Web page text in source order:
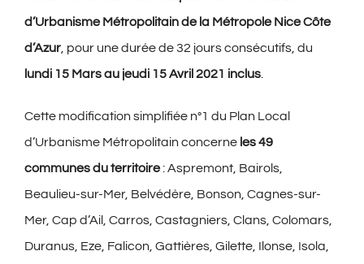
d’Urbanisme Métropolitain de la Métropole Nice Côte
d’Azur, pour une durée de 32 jours consécutifs, du
lundi 15 Mars au jeudi 15 Avril 2021 inclus.
Cette modification simplifiée n°1 du Plan Local
d’Urbanisme Métropolitain concerne les 49
communes du territoire: Aspremont, Bairols,
Beaulieu-sur-Mer, Belvédère, Bonson, Cagnes-sur-
Mer, Cap d’Ail, Carros, Castagniers, Clans, Colomars,
Duranus, Eze, Falicon, Gattières, Gilette, Ilonse, Isola,